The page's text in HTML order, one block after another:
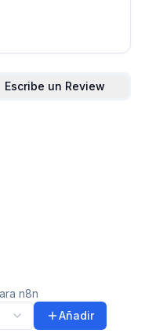
Escribe un Review
n8n
Añadir